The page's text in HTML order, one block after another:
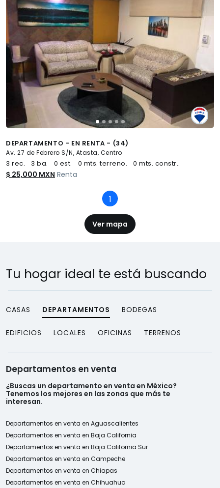
DEPARTAMENTO - EN RENTA - (34)
Av. 27 de Febrero S/N, Atasta, Centro
3 rec. 3 ba. 0 est. 0 mts. terreno. 0 mts. constr..
$ 25,000 MXN Renta
1(current)
Ver mapa
Tu hogar ideal te está buscando
CASAS DEPARTAMENTOS BODEGAS
EDIFICIOS LOCALES OFICINAS TERRENOS
Departamentos en venta
¿Buscas un departamento en venta en México?
Tenemos los mejores en las zonas que más te
interesan.
Departamentos en venta en Aguascalientes
Departamentos en venta en Baja California
Departamentos en venta en Baja California Sur
Departamentos en venta en Campeche
Departamentos en venta en Chiapas
Departamentos en venta en Chihuahua